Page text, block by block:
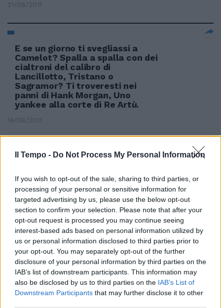
Il Tempo - Do Not Process My Personal Information
If you wish to opt-out of the sale, sharing to third parties, or
processing of your personal or sensitive information for
targeted advertising by us, please use the below opt-out
section to confirm your selection. Please note that after your
opt-out request is processed you may continue seeing
interest-based ads based on personal information utilized by
us or personal information disclosed to third parties prior to
your opt-out. You may separately opt-out of the further
disclosure of your personal information by third parties on the
IAB’s list of downstream participants. This information may
also be disclosed by us to third parties on the IAB’s List of
Downstream Participants that may further disclose it to other
21/08/2011
E se un giorno ti svegliassi a
Camelot? Spalla a spalla con dei
cialtroni del calibro di
Lancillotto, Tristano o
Sagramor? Ti troveresti nei
panni di Hank Morgan, Uno
yankee alla corte di Re Artù.
14/08/2011
Federale gli avvocati di Luciano
Moggi e Innocenzo Mazzini
hanno chiesto in appello la
revoca della radiazione per
prescrizione dei termini.
10/07/2011
La Corte dei Conti boccia i tagli
lineari